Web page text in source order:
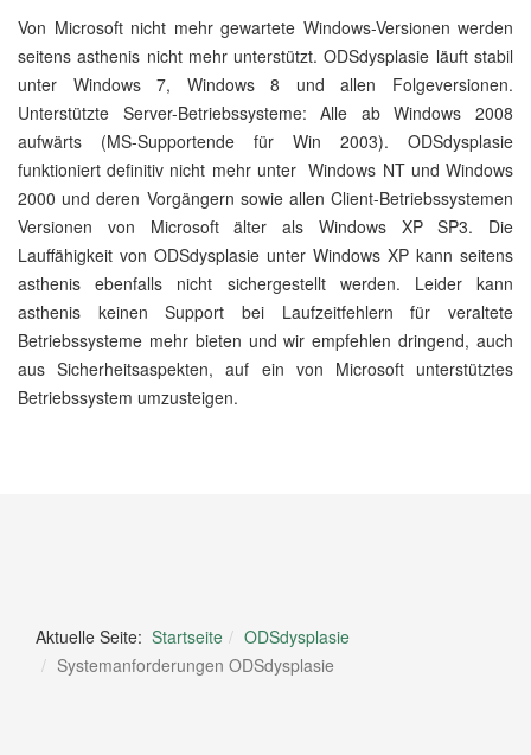
Von Microsoft nicht mehr gewartete Windows-Versionen werden
seitens asthenis nicht mehr unterstützt. ODSdysplasie läuft stabil
unter Windows 7, Windows 8 und allen Folgeversionen.
Unterstützte Server-Betriebssysteme: Alle ab Windows 2008
aufwärts (MS-Supportende für Win 2003). ODSdysplasie
funktioniert definitiv nicht mehr unter Windows NT und Windows
2000 und deren Vorgängern sowie allen Client-Betriebssystemen
Versionen von Microsoft älter als Windows XP SP3. Die
Lauffähigkeit von ODSdysplasie unter Windows XP kann seitens
asthenis ebenfalls nicht sichergestellt werden. Leider kann
asthenis keinen Support bei Laufzeitfehlern für veraltete
Betriebssysteme mehr bieten und wir empfehlen dringend, auch
aus Sicherheitsaspekten, auf ein von Microsoft unterstütztes
Betriebssystem umzusteigen.
Aktuelle Seite: Startseite
ODSdysplasie
Systemanforderungen ODSdysplasie